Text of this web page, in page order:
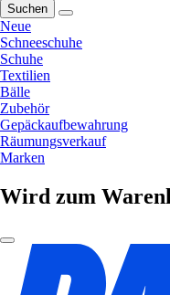
Suchen
Neue
Schneeschuhe
Schuhe
Textilien
Bälle
Zubehör
Gepäckaufbewahrung
Räumungsverkauf
Marken
Wird zum